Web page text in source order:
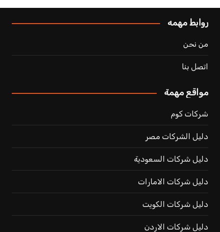
روابط مهمه
من نحن
اتصل بنا
مواقع مهمة
شركات كوم
دليل الشركات مصر
دليل شركات السعودية
دليل شركات الامارات
دليل شركات الكويت
دليل شركات الاردن